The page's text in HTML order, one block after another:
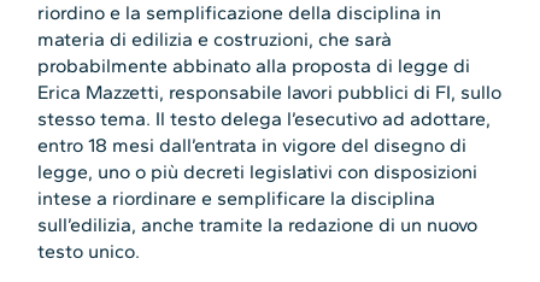
riordino e la semplificazione della disciplina in
materia di edilizia e costruzioni, che sarà
probabilmente abbinato alla proposta di legge di
Erica Mazzetti, responsabile lavori pubblici di FI, sullo
stesso tema. Il testo delega l’esecutivo ad adottare,
entro 18 mesi dall’entrata in vigore del disegno di
legge, uno o più decreti legislativi con disposizioni
intese a riordinare e semplificare la disciplina
sull’edilizia, anche tramite la redazione di un nuovo
testo unico.